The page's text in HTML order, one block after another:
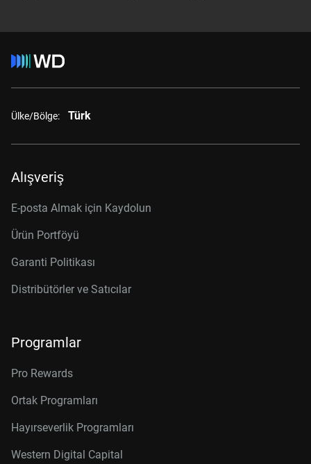
Ülke/Bölge: Türk
Alışveriş
E-posta Almak için Kaydolun
Ürün Portföyü
Garanti Politikası
Distribütörler ve Satıcılar
Programlar
Pro Rewards
Ortak Programları
Hayırseverlik Programları
Western Digital Capital